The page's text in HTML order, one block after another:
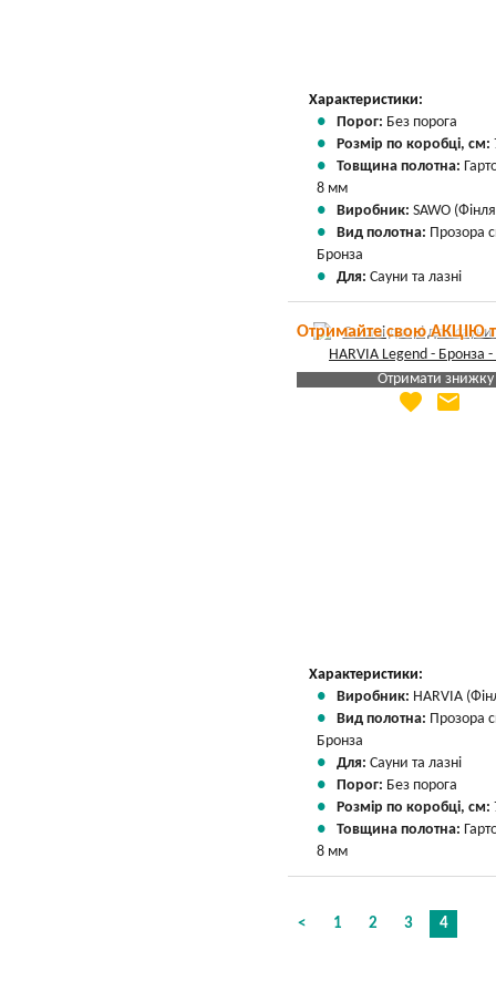
Характеристики:
Порог: Без порога
Розмір по коробці, см:
Товщина полотна:
8 мм
Виробник: SAWO
Вид полотна: Прозора
Бронза
Для: Сауни та лазні
Отримайте свою АКЦІЮ
Отримати знижку
Яка Ваша ціна
favorite email
Характеристики:
Виробник: HARVIA
Вид полотна: Прозора
Бронза
Для: Сауни та лазні
Порог: Без порога
Розмір по коробці, см:
Товщина полотна:
8 мм
< 1 2 3 4